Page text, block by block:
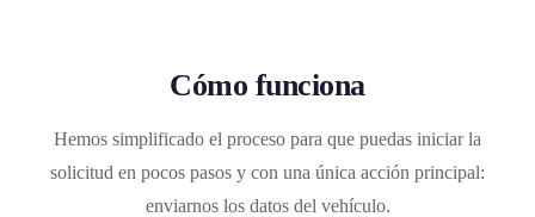
Cómo funciona
Hemos simplificado el proceso para que puedas iniciar la
solicitud en pocos pasos y con una única acción principal:
enviarnos los datos del vehículo.